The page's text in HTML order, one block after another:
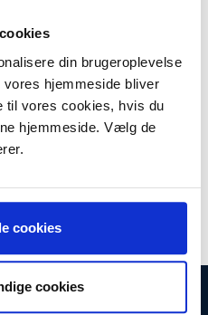
din brugeroplevelse
hjemmeside bliver
til vores cookies, hvis du
hjemmeside. Vælg de
cookies
cookies